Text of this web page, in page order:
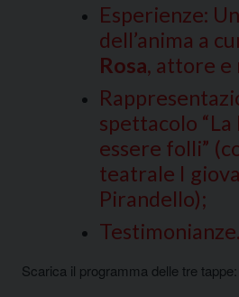
Esperienze:
dell’anima a
Rosa, attore e
spettacolo
essere folli”
teatrale I
Pirandello);
Testimonianze.
Scarica il programma delle tre tappe: